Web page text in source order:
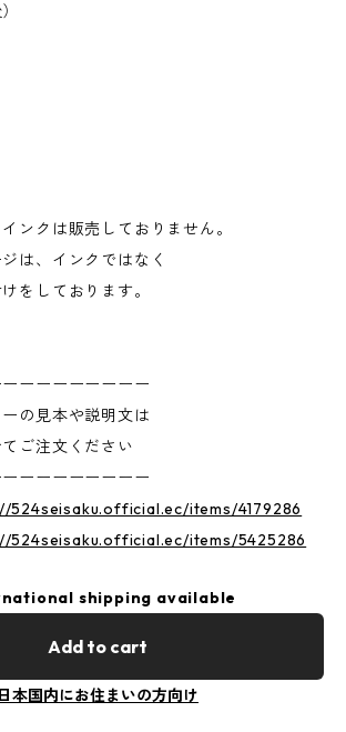
ンクは販売しておりません。
は、インクではなく
をしております。
ーーーーーーーー
の見本や説明文は
ご注文ください
ーーーーーーーー
524seisaku.official.ec/items/4179286
524seisaku.official.ec/items/5425286
shipping available
Add to cart
日本国内にお住まいの方向け